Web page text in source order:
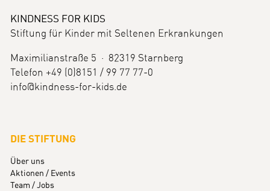
KINDNESS FOR KIDS
Stiftung für Kinder mit Seltenen Erkrankungen
Maximilianstraße 5 · 82319 Starnberg
Telefon +49 (0)8151 / 99 77 77-0
info@kindness-for-kids.de
DIE STIFTUNG
Über uns
Aktionen / Events
Team / Jobs